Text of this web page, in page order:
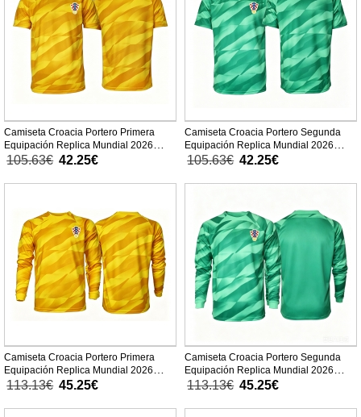
Camiseta Croacia Portero Primera
Equipación Replica Mundial 2026
mangas cortas
105.63€ 42.25€
Camiseta Croacia Portero Segunda
Equipación Replica Mundial 2026
mangas cortas
105.63€ 42.25€
Camiseta Croacia Portero Primera
Equipación Replica Mundial 2026
mangas largas
113.13€ 45.25€
Camiseta Croacia Portero Segunda
Equipación Replica Mundial 2026
mangas largas
113.13€ 45.25€